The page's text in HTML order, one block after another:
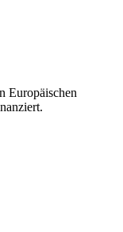
Europäischen